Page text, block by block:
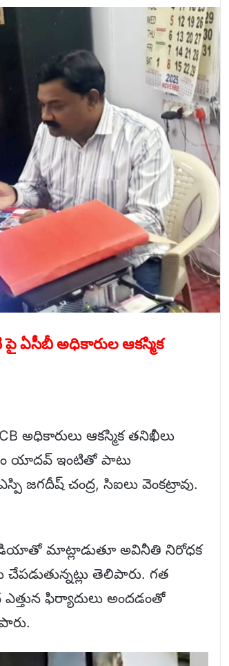
ఏసీబీ అధికారుల ఆకస్మిక
అధికారులు ఆకస్మిక తనిఖీలు
యాదవ్ ఇంటితో పాటు
జగదీష్ చంద్ర, సిఐలు వెంకట్రావు.
మాట్లాడుతూ అవినీతి నిరోధక
తెలిపారు. గత
ఫిర్యాదులు అందడంతో